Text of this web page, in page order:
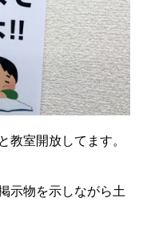
教室開放してます。
示物を示しながら土